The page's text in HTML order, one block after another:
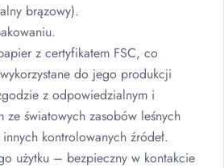
brązowy).
z certyfikatem FSC, co
do jego produkcji
z odpowiedzialnym i
ze światowych zasobów leśnych
kontrolowanych źródeł.
użytku – bezpieczny w kontakcie